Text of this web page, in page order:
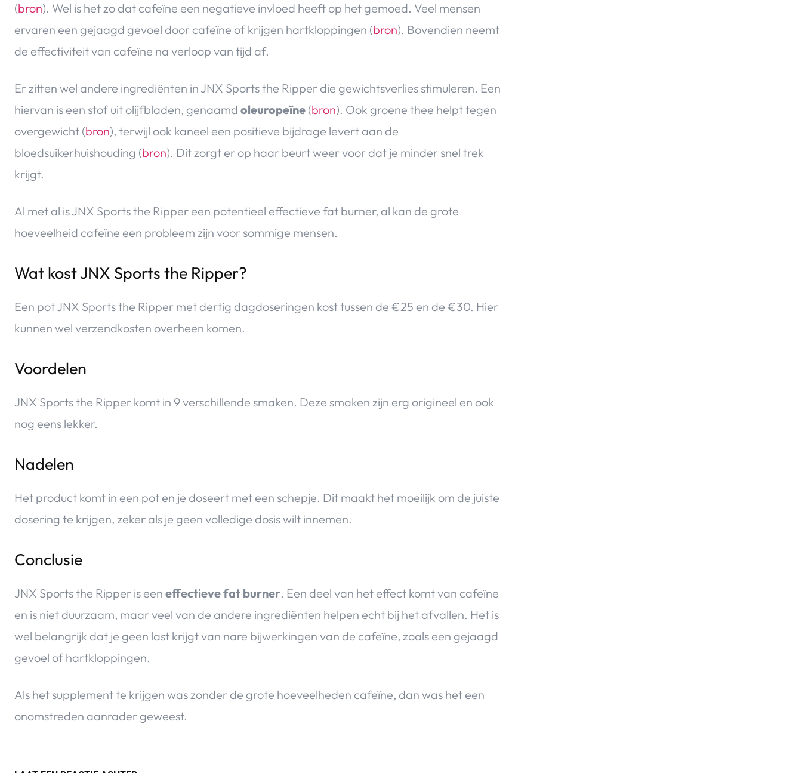
(bron). Wel is het zo dat cafeïne een negatieve invloed heeft op het gemoed. Veel mensen
ervaren een gejaagd gevoel door cafeïne of krijgen hartkloppingen (bron). Bovendien neemt
de effectiviteit van cafeïne na verloop van tijd af.
Er zitten wel andere ingrediënten in JNX Sports the Ripper die gewichtsverlies stimuleren. Een
hiervan is een stof uit olijfbladen, genaamd oleuropeïne (bron). Ook groene thee helpt tegen
overgewicht (bron), terwijl ook kaneel een positieve bijdrage levert aan de
bloedsuikerhuishouding (bron). Dit zorgt er op haar beurt weer voor dat je minder snel trek
krijgt.
Al met al is JNX Sports the Ripper een potentieel effectieve fat burner, al kan de grote
hoeveelheid cafeïne een probleem zijn voor sommige mensen.
Wat kost JNX Sports the Ripper?
Een pot JNX Sports the Ripper met dertig dagdoseringen kost tussen de €25 en de €30. Hier
kunnen wel verzendkosten overheen komen.
Voordelen
JNX Sports the Ripper komt in 9 verschillende smaken. Deze smaken zijn erg origineel en ook
nog eens lekker.
Nadelen
Het product komt in een pot en je doseert met een schepje. Dit maakt het moeilijk om de juiste
dosering te krijgen, zeker als je geen volledige dosis wilt innemen.
Conclusie
JNX Sports the Ripper is een effectieve fat burner. Een deel van het effect komt van cafeïne
en is niet duurzaam, maar veel van de andere ingrediënten helpen echt bij het afvallen. Het is
wel belangrijk dat je geen last krijgt van nare bijwerkingen van de cafeïne, zoals een gejaagd
gevoel of hartkloppingen.
Als het supplement te krijgen was zonder de grote hoeveelheden cafeïne, dan was het een
onomstreden aanrader geweest.